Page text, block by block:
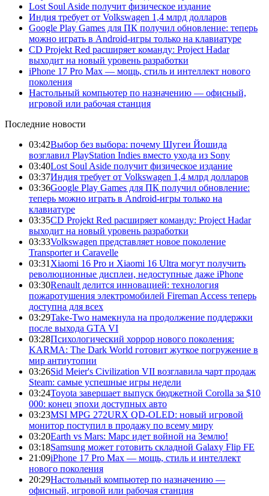
Lost Soul Aside получит физическое издание
Индия требует от Volkswagen 1,4 млрд долларов
Google Play Games для ПК получил обновление: теперь
можно играть в Android-игры только на клавиатуре
CD Projekt Red расширяет команду: Project Hadar
выходит на новый уровень разработки
iPhone 17 Pro Max — мощь, стиль и интеллект нового
поколения
Настольный компьютер по назначению — офисный,
игровой или рабочая станция
Последние новости
03:42Выбор без выбора: почему Шугеи Йошида
возглавил PlayStation Indies вместо ухода из Sony
03:40Lost Soul Aside получит физическое издание
03:37Индия требует от Volkswagen 1,4 млрд долларов
03:36Google Play Games для ПК получил обновление:
теперь можно играть в Android-игры только на
клавиатуре
03:35CD Projekt Red расширяет команду: Project Hadar
выходит на новый уровень разработки
03:33Volkswagen представляет новое поколение
Transporter и Caravelle
03:31 Xiaomi 16 Pro и Xiaomi 16 Ultra могут получить
революционные дисплеи, недоступные даже iPhone
03:30Renault делится инновацией: технология
пожаротушения электромобилей Fireman Access теперь
доступна для всех
03:29Take-Two намекнула на продолжение поддержки
после выхода GTA VI
03:28Психологический хоррор нового поколения:
KARMA: The Dark World готовит жуткое погружение в
мир антиутопии
03:26Sid Meier's Civilization VII возглавила чарт продаж
Steam: самые успешные игры недели
03:24Toyota завершает выпуск бюджетной Corolla за $10
000: конец эпохи доступных авто
03:23MSI MPG 272URX QD-OLED: новый игровой
монитор поступил в продажу по всему миру
03:20Earth vs Mars: Марс идет войной на Землю!
03:18Samsung может готовить складной Galaxy Flip FE
21:09iPhone 17 Pro Max — мощь, стиль и интеллект
нового поколения
20:29Настольный компьютер по назначению —
офисный, игровой или рабочая станция